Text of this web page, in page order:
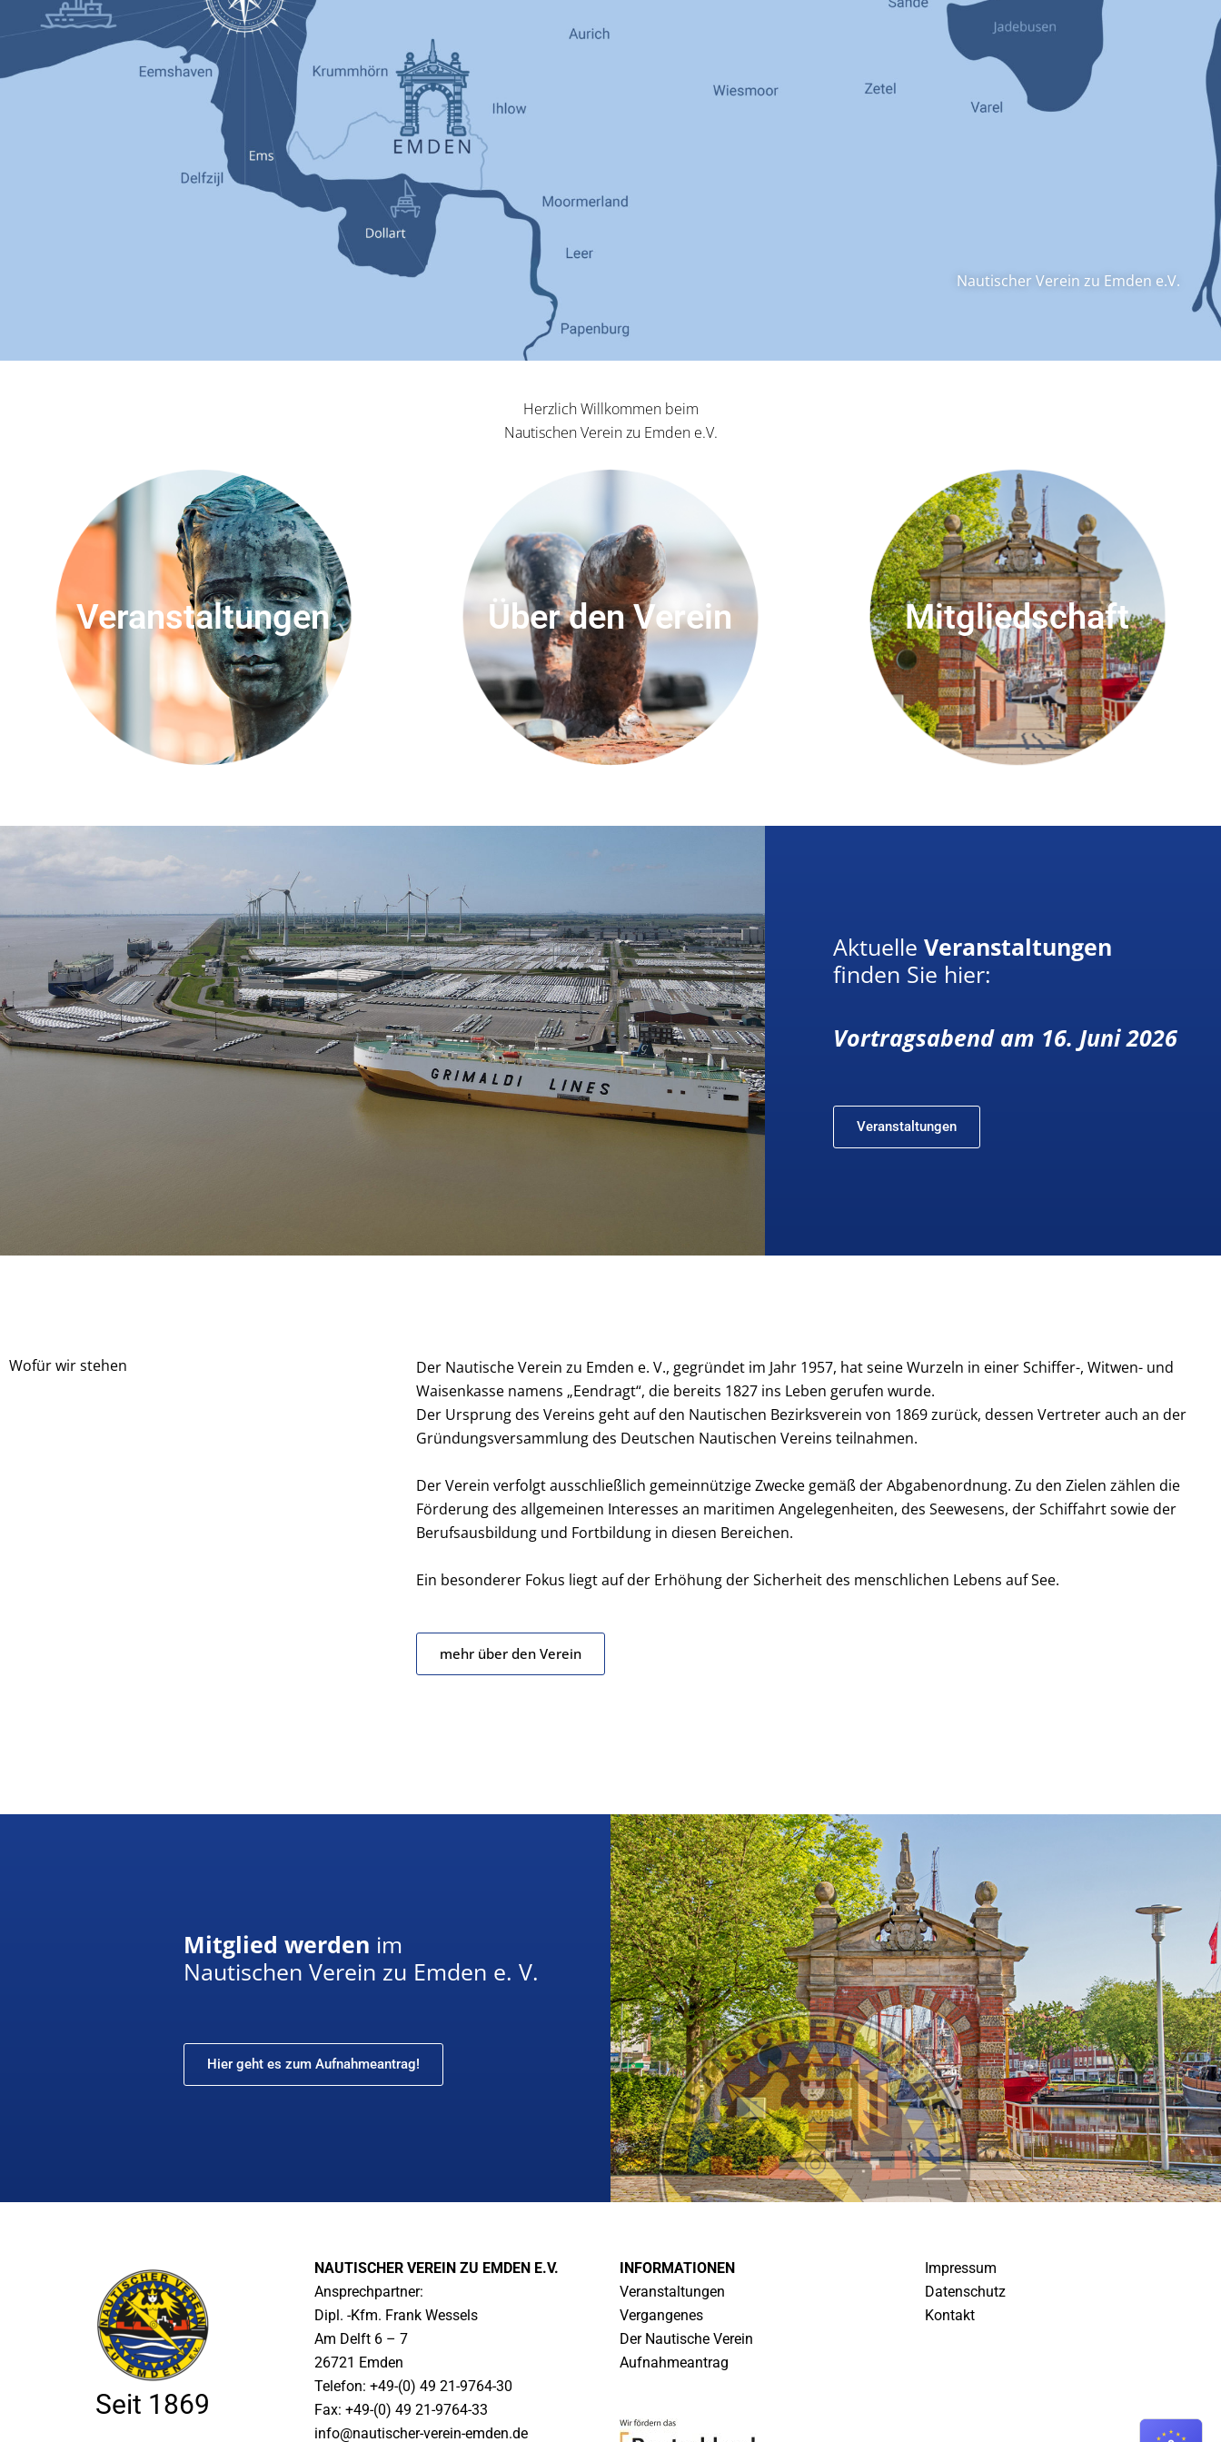
Nautischer Verein zu Emden e.V.
Herzlich Willkommen beim
Nautischen Verein zu Emden e.V.
Veranstaltungen Über den Verein Mitgliedschaft
AktuelleVeranstaltungen
finden Sie hier:
Vortragsabend am 16. Juni 2026
Veranstaltungen
Wofür wir stehen
Der Nautische Verein zu Emden e. V., gegründet im Jahr 1957, hat seine Wurzeln in einer Schiffer-, Witwen- und
Waisenkasse namens „Eendragt“, die bereits 1827 ins Leben gerufen wurde.
Der Ursprung des Vereins geht auf den Nautischen Bezirksverein von 1869 zurück, dessen Vertreter auch an der
Gründungsversammlung des Deutschen Nautischen Vereins teilnahmen.
Der Verein verfolgt ausschließlich gemeinnützige Zwecke gemäß der Abgabenordnung. Zu den Zielen zählen die
Förderung des allgemeinen Interesses an maritimen Angelegenheiten, des Seewesens, der Schiffahrt sowie der
Berufsausbildung und Fortbildung in diesen Bereichen.
Ein besonderer Fokus liegt auf der Erhöhung der Sicherheit des menschlichen Lebens auf See.
mehr über den Verein
Mitglied werden im
Nautischen Verein zu Emden e. V.
Hier geht es zum Aufnahmeantrag!
Seit 1869
NAUTISCHER VEREIN ZU EMDEN E.V.
Ansprechpartner:
Dipl. -Kfm. Frank Wessels
Am Delft 6 – 7
26721 Emden
Telefon: +49-(0) 49 21-9764-30
Fax: +49-(0) 49 21-9764-33
info@nautischer-verein-emden.de
INFORMATIONEN
Veranstaltungen
Vergangenes
Der Nautische Verein
Aufnahmeantrag
Impressum
Datenschutz
Kontakt